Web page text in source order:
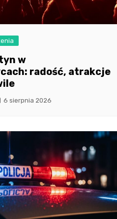
w
radość, atrakcje
6 sierpnia 2026